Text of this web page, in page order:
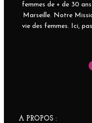
femmes de + de 30
Marseille. Notre
vie des femmes. Ici,
A PROPOS :